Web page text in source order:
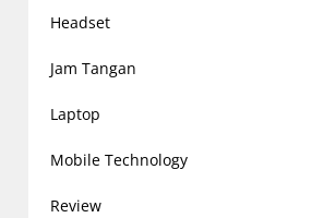
Headset
Jam Tangan
Laptop
Mobile Technology
Review